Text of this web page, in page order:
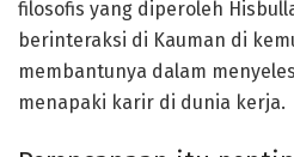
filosofis yang diperoleh
berinteraksi di Kauman di
membantunya dalam
menapaki karir di dunia kerja.